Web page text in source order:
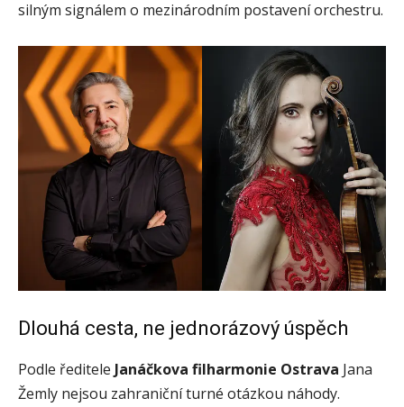
silným signálem o mezinárodním postavení orchestru.
Dlouhá cesta, ne jednorázový úspěch
Podle ředitele Janáčkova filharmonie Ostrava Jana
Žemly nejsou zahraniční turné otázkou náhody.